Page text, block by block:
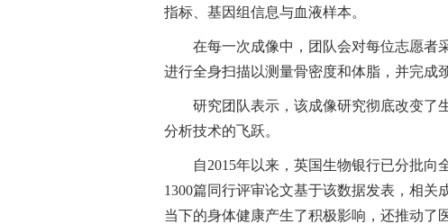
指标、基因组信息与血液样本。
在每一次成像中，团队会对每位志愿者
进行全身扫描以测量骨密度和体脂，并完成
研究团队表示，该成像研究彻底改变了
分析技术的飞跃。
自2015年以来，英国生物银行已分批
1300篇同行评审论文基于该数据发表，相
当下的身体健康产生了积极影响，还推动了